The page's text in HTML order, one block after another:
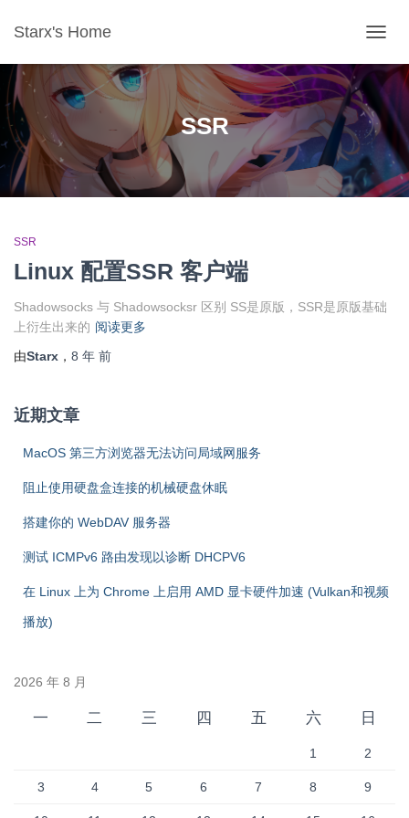
Starx's Home
SSR
SSR
Linux 配置SSR 客户端
Shadowsocks 与 Shadowsocksr 区别 SS是原版，SSR是原版基础
上衍生出来的 阅读更多
由Starx ， 8 年 前
近期文章
MacOS 第三方浏览器无法访问局域网服务
阻止使用硬盘盒连接的机械硬盘休眠
搭建你的 WebDAV 服务器
测试 ICMPv6 路由发现以诊断 DHCPV6
在 Linux 上为 Chrome 上启用 AMD 显卡硬件加速 (Vulkan和视频
播放)
2026 年 8 月
一 二 三 四 五 六 日
1 2
3 4 5 6 7 8 9